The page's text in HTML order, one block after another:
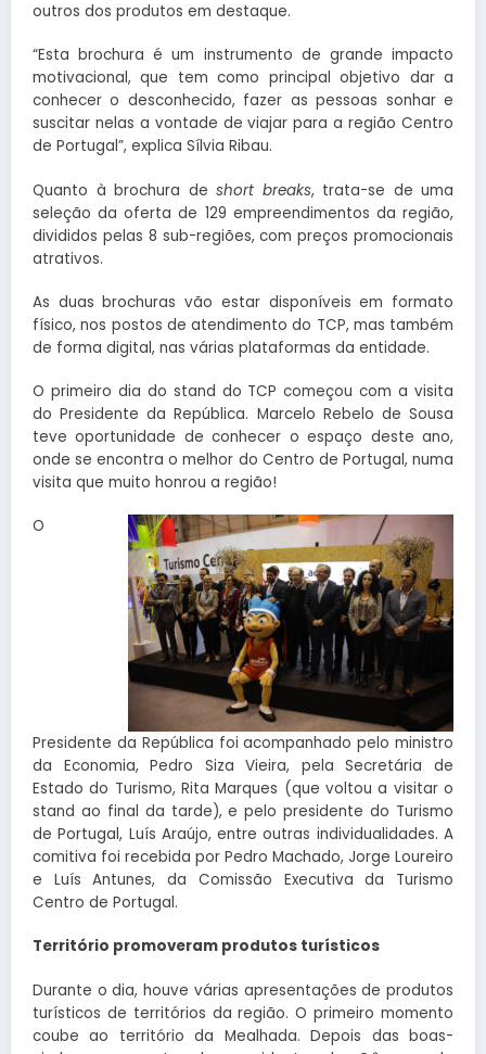
outros dos produtos em destaque.
“Esta brochura é um instrumento de grande impacto
motivacional, que tem como principal objetivo dar a
conhecer o desconhecido, fazer as pessoas sonhar e
suscitar nelas a vontade de viajar para a região Centro
de Portugal”, explica Sílvia Ribau.
Quanto à brochura de short breaks, trata-se de uma
seleção da oferta de 129 empreendimentos da região,
divididos pelas 8 sub-regiões, com preços promocionais
atrativos.
As duas brochuras vão estar disponíveis em formato
físico, nos postos de atendimento do TCP, mas também
de forma digital, nas várias plataformas da entidade.
O primeiro dia do stand do TCP começou com a visita
do Presidente da República. Marcelo Rebelo de Sousa
teve oportunidade de conhecer o espaço deste ano,
onde se encontra o melhor do Centro de Portugal, numa
visita que muito honrou a região!
O
Presidente da República foi acompanhado pelo ministro
da Economia, Pedro Siza Vieira, pela Secretária de
Estado do Turismo, Rita Marques (que voltou a visitar o
stand ao final da tarde), e pelo presidente do Turismo
de Portugal, Luís Araújo, entre outras individualidades. A
comitiva foi recebida por Pedro Machado, Jorge Loureiro
e Luís Antunes, da Comissão Executiva da Turismo
Centro de Portugal.
Território promoveram produtos turísticos
Durante o dia, houve várias apresentações de produtos
turísticos de territórios da região. O primeiro momento
coube ao território da Mealhada. Depois das boas-